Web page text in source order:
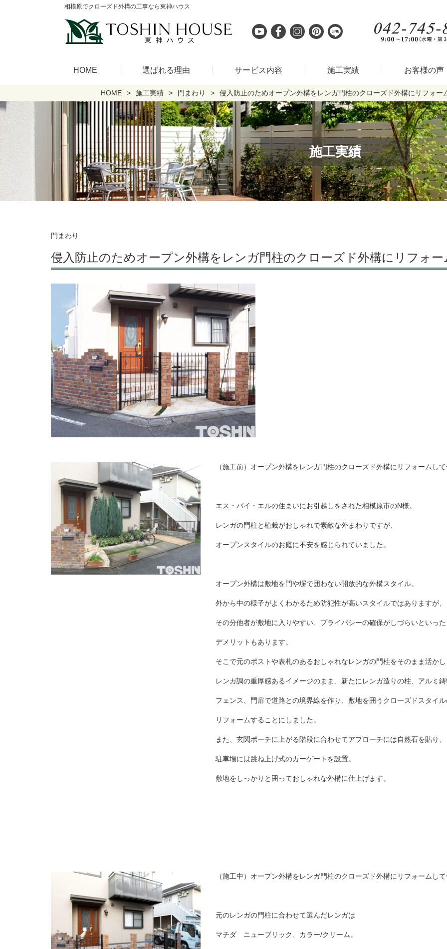
相模原でクローズド外構の工事なら東神ハウス
HOME 選ばれる理由 サービス内容 施工実績 お客様の声
HOME 施工実績 門まわり 侵入防止のためオープン外構をレンガ門柱のクローズド外構にリフォ
施工実績
門まわり
侵入防止のためオープン外構をレンガ門柱のクローズド外構にリフォ
（施工前）オープン外構をレンガ門柱のクローズド外構にリフォームし
エス・バイ・エルの住まいにお引越しをされた相模原市のN様。
レンガの門柱と植栽がおしゃれで素敵な外まわりですが、
オープンスタイルのお庭に不安を感じられていました。
オープン外構は敷地を門や塀で囲わない開放的な外構スタイル。
外から中の様子がよくわかるため防犯性が高いスタイルではありますが、
その分他者が敷地に入りやすい、プライバシーの確保がしづらいといった
デメリットもあります。
そこで元のポストや表札のあるおしゃれなレンガの門柱をそのまま活かし
レンガ調の重厚感あるイメージのまま、新たにレンガ造りの柱、アルミ
フェンス、門扉で道路との境界線を作り、敷地を囲うクローズドスタイル
リフォームすることにしました。
また、玄関ポーチに上がる階段に合わせてアプローチには自然石を貼り、
駐車場には跳ね上げ式のカーゲートを設置。
敷地をしっかりと囲っておしゃれな外構に仕上げます。
（施工中）オープン外構をレンガ門柱のクローズド外構にリフォームし
元のレンガの門柱に合わせて選んだレンガは
マチダ ニューブリック、カラー/クリーム。